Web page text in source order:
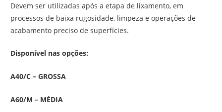
Devem ser utilizadas após a etapa de lixamento, em
processos de baixa rugosidade, limpeza e operações de
acabamento preciso de superfícies.
Disponível nas opções:
A40/C – GROSSA
A60/M – MÉDIA